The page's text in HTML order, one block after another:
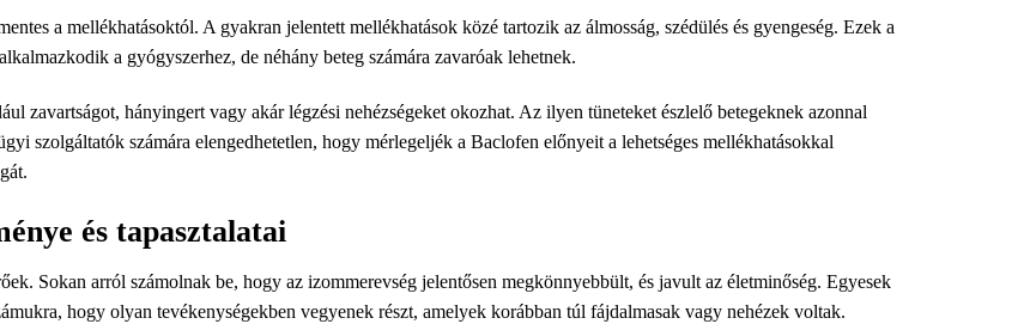
a mellékhatásoktól. A gyakran jelentett mellékhatások közé tartozik az álmosság, szédülés és gyengeség. Ezek a
a gyógyszerhez, de néhány beteg számára zavaróak lehetnek.
zavartságot, hányingert vagy akár légzési nehézségeket okozhat. Az ilyen tüneteket észlelő betegeknek azonnal
szolgáltatók számára elengedhetetlen, hogy mérlegeljék a Baclofen előnyeit a lehetséges mellékhatásokkal
és tapasztalatai
Sokan arról számolnak be, hogy az izommerevség jelentősen megkönnyebbült, és javult az életminőség. Egyesek
hogy olyan tevékenységekben vegyenek részt, amelyek korábban túl fájdalmasak vagy nehézek voltak.